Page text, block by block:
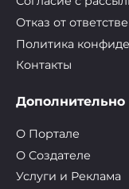
Отказ от
Политика
Контакты
Дополнительно
О Портале
О Cоздателе
Услуги и Реклама